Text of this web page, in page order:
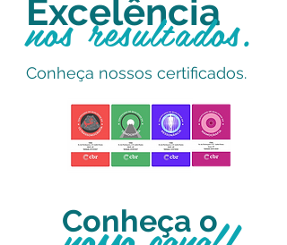
Excelência
nos resultados.
Conheça nossos certificados.
Conheça o